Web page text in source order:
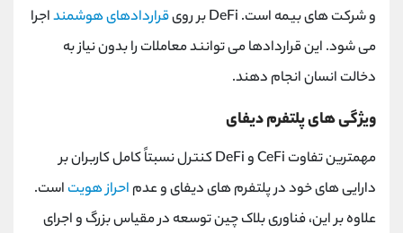
و شرکت های بیمه است. DeFi بر روی
قراردادهای هوشمنداجرا
می شود. این قراردادها می توانند معاملات را بدون نیاز به
دخالت انسان انجام دهند.
ویژگی های پلتفرم دیفای
مهمترین تفاوت CeFi و DeFi کنترل نسبتاً کامل کاربران بر
دارایی های خود در پلتفرم های دیفای و عدم احراز هویت است.
علاوه بر این، فناوری بلاک چین توسعه در مقیاس بزرگ و اجرای